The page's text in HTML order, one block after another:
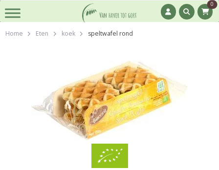
0
Home Eten koek speltwafel rond